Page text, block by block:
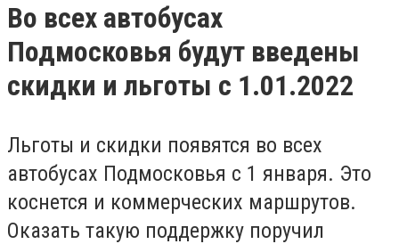
Во всех автобусах
Подмосковья будут введены
скидки и льготы с 1.01.2022
Льготы и скидки появятся во всех
автобусах Подмосковья с 1 января. Это
коснется и коммерческих маршрутов.
Оказать такую поддержку поручил